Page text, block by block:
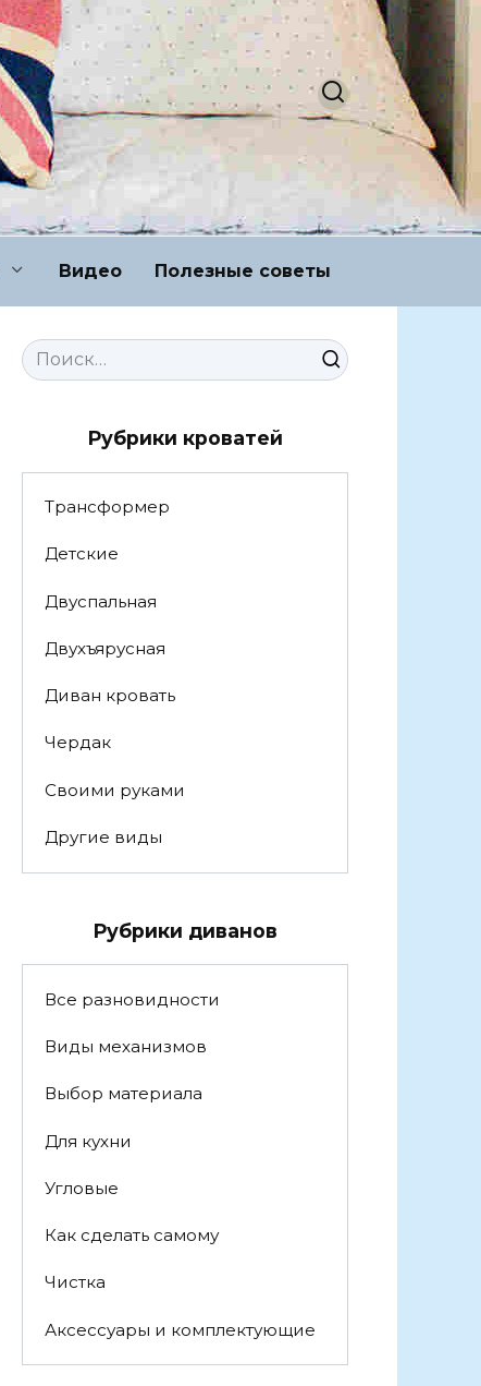
Видео Полезные советы
Search
for:
Рубрики кроватей
Трансформер
Детские
Двуспальная
Двухъярусная
Диван кровать
Чердак
Своими руками
Другие виды
Рубрики диванов
Все разновидности
Виды механизмов
Выбор материала
Для кухни
Угловые
Как сделать самому
Чистка
Аксессуары и комплектующие